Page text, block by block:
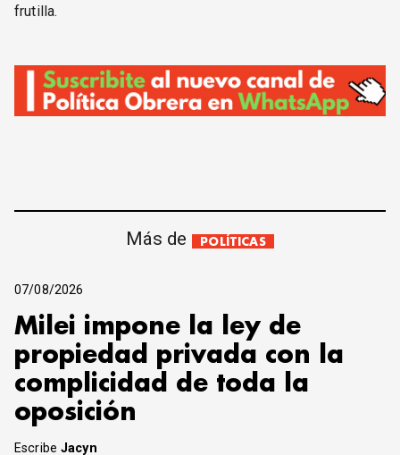
frutilla.
Más de POLÍTICAS
07/08/2026
Milei impone la ley de
propiedad privada con la
complicidad de toda la
oposición
EscribeJacyn